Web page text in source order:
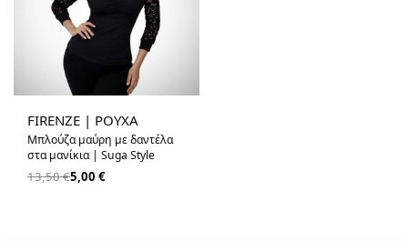
FIRENZE | ΡΟΥΧΑ
Μπλούζα μαύρη με δαντέλα
στα μανίκια | Suga Style
13,50€5,00 €